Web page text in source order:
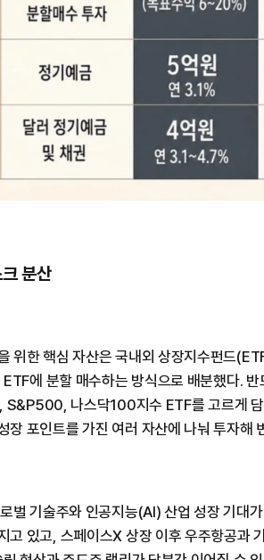
분산
위한 핵심 자산은 국내외 상장지수펀드
에 분할 매수하는 방식으로 배분했다.
나스닥100지수 ETF를 고르게 담
장 포인트를 가진 여러 자산에 나눠 투자해
벌 기술주와 인공지능(AI) 산업 성장 기대
고 있고, 스페이스X 상장 이후 우주항공과